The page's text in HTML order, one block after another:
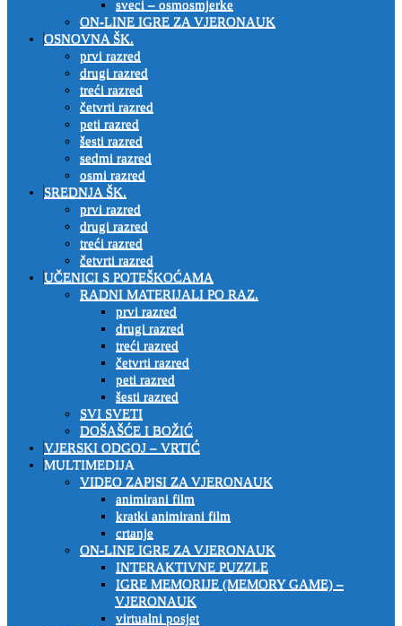
sveci – osmosmjerke
ON-LINE IGRE ZA VJERONAUK
OSNOVNA ŠK.
prvi razred
drugi razred
treći razred
četvrti razred
peti razred
šesti razred
sedmi razred
osmi razred
SREDNJA ŠK.
prvi razred
drugi razred
treći razred
četvrti razred
UČENICI S POTEŠKOĆAMA
RADNI MATERIJALI PO RAZ.
prvi razred
drugi razred
treći razred
četvrti razred
peti razred
šesti razred
SVI SVETI
DOŠAŠĆE I BOŽIĆ
VJERSKI ODGOJ – VRTIĆ
MULTIMEDIJA
VIDEO ZAPISI ZA VJERONAUK
animirani film
kratki animirani film
crtanje
ON-LINE IGRE ZA VJERONAUK
INTERAKTIVNE PUZZLE
IGRE MEMORIJE (MEMORY GAME) –
VJERONAUK
virtualni posjet